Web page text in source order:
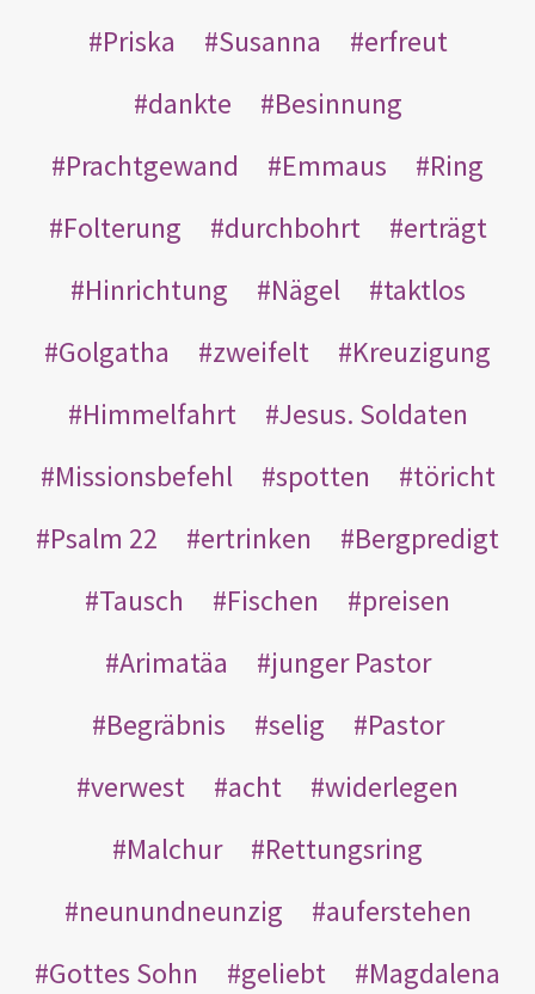
Priska
Susanna
erfreut
dankte
Besinnung
Prachtgewand
Emmaus
Ring
Folterung
durchbohrt
erträgt
Hinrichtung
Nägel
taktlos
Golgatha
zweifelt
Kreuzigung
Himmelfahrt
Jesus. Soldaten
Missionsbefehl
spotten
töricht
Psalm 22
ertrinken
Bergpredigt
Tausch
Fischen
preisen
Arimatäa
junger Pastor
Begräbnis
selig
Pastor
verwest
acht
widerlegen
Malchur
Rettungsring
neunundneunzig
auferstehen
Gottes Sohn
geliebt
Magdalena